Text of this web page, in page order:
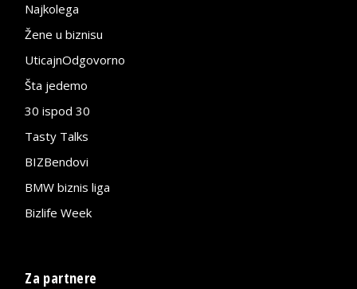
Najkolega
Žene u biznisu
UticajnOdgovorno
Šta jedemo
30 ispod 30
Tasty Talks
BIZBendovi
BMW biznis liga
Bizlife Week
Za partnere